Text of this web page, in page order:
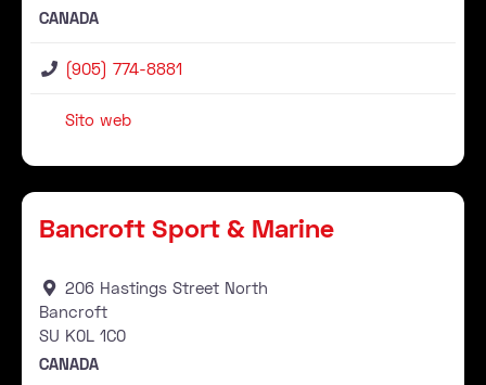
CANADA
(905) 774-8881
Sito web
Bancroft Sport & Marine
206 Hastings Street North
Bancroft
SU K0L 1C0
CANADA